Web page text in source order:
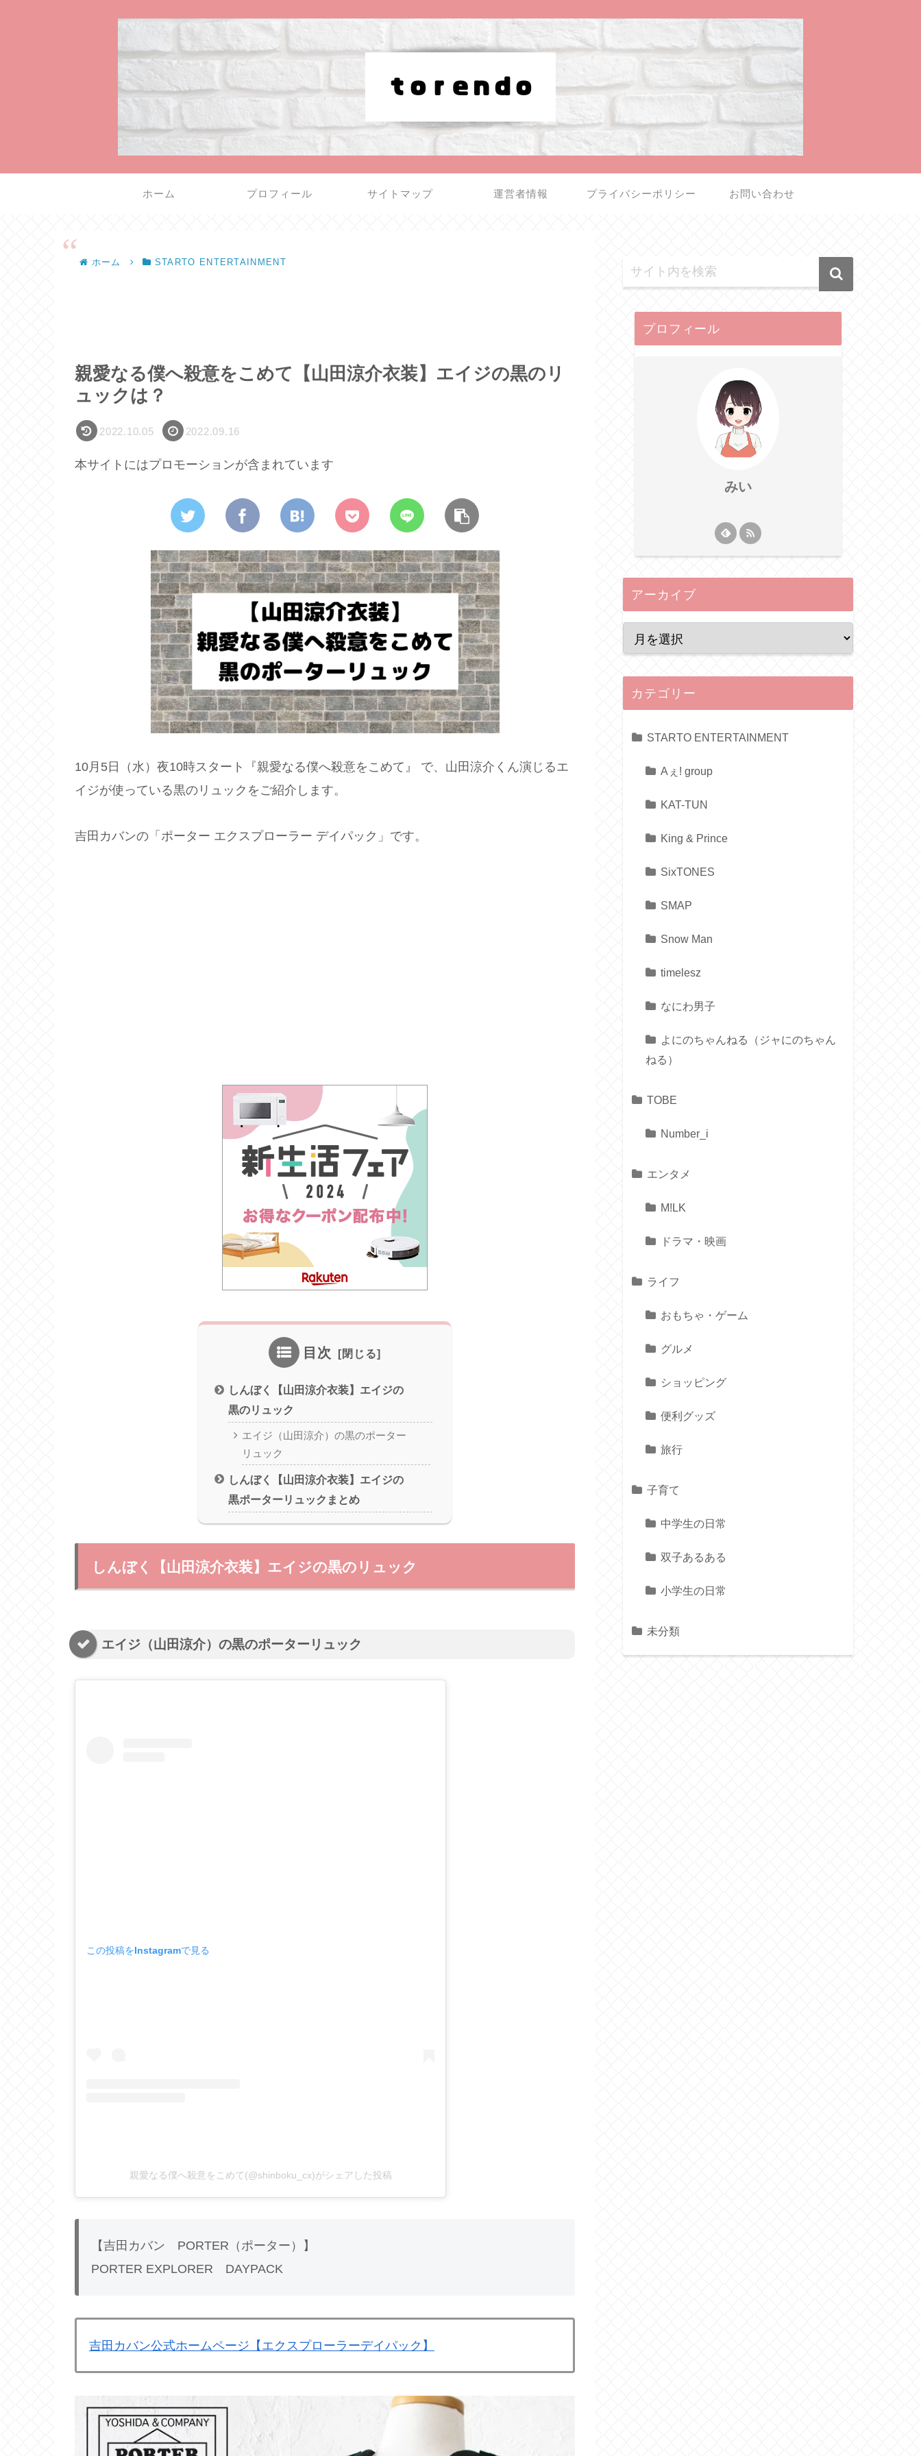
ホーム プロフィール サイトマップ 運営者情報 プライバシーポリシー お問い合わせ
ホーム STARTO ENTERTAINMENT
親愛なる僕へ殺意をこめて【山田涼介衣装】エイジの黒のリ
ュックは？
2022.10.05 2022.09.16
本サイトにはプロモーションが含まれています
10月5日（水）夜10時スタート『親愛なる僕へ殺意をこめて』 で、山田涼介くん演じるエ
イジが使っている黒のリュックをご紹介します。
吉田カバンの「ポーター エクスプローラー デイパック」です。
目次
しんぼく【山田涼介衣装】エイジの
黒のリュック
エイジ（山田涼介）の黒のポーター
リュック
しんぼく【山田涼介衣装】エイジの
黒ポーターリュックまとめ
しんぼく【山田涼介衣装】エイジの黒のリュック
エイジ（山田涼介）の黒のポーターリュック
この投稿をInstagramで見る
親愛なる僕へ殺意をこめて(@shinboku_cx)がシェアした投稿
【吉田カバン PORTER（ポーター）】
PORTER EXPLORER DAYPACK
吉田カバン公式ホームページ【エクスプローラーデイパック】
プロフィール
みい
アーカイブ
カテゴリー
STARTO ENTERTAINMENT
Aぇ! group
KAT-TUN
King & Prince
SixTONES
SMAP
Snow Man
timelesz
なにわ男子
よにのちゃんねる（ジャにのちゃん
ねる）
TOBE
Number_i
エンタメ
M!LK
ドラマ・映画
ライフ
おもちゃ・ゲーム
グルメ
ショッピング
便利グッズ
旅行
子育て
中学生の日常
双子あるある
小学生の日常
未分類